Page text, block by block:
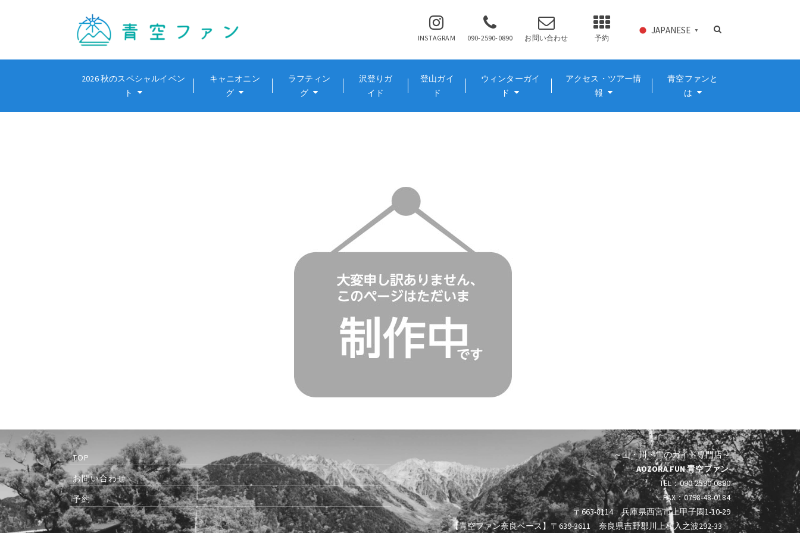
INSTAGRAM 090-2590-0890 お問い合わせ 予約
JAPANESE ▼
2026 秋のスペシャルイベン
ト
キャニオニン
グ
ラフティン
グ
沢登りガ
イド
登山ガイ
ド
ウィンターガイ
ド
アクセス・ツアー情
報
青空ファンと
は
TOP
お問い合わせ
予約
～山・川・雪のガイド専門店～
AOZORA FUN 青空ファン
TEL：090-2590-0890
FAX：0798-48-0184
〒663-8114 兵庫県西宮市上甲子園1-10-29
【青空ファン奈良ベース】〒639-3611 奈良県吉野郡川上村入之波292-33